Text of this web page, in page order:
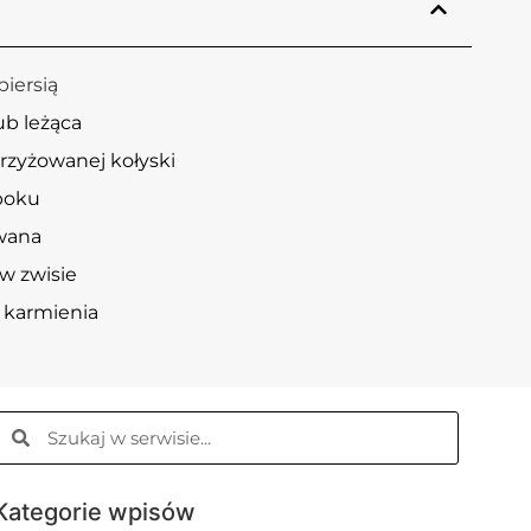
leżąca
kołyski
zwisie
karmienia
wpisów